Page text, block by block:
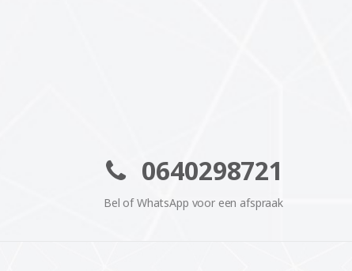
0640298721
Bel of WhatsApp voor een afspraak